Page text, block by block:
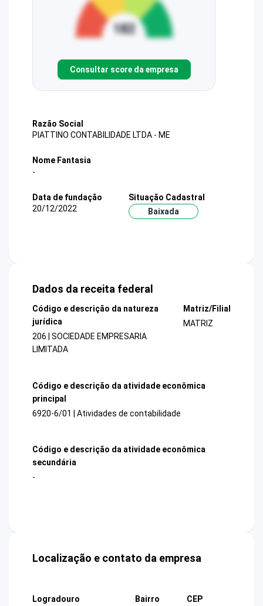
Consultar score da empresa
Razão Social
PIATTINO CONTABILIDADE LTDA - ME
Nome Fantasia
-
Data de fundação
20/12/2022
Situação Cadastral
Baixada
Dados da receita federal
Código e descrição da natureza
jurídica
206 | SOCIEDADE EMPRESARIA
LIMITADA
Matriz/Filial
MATRIZ
Código e descrição da atividade econômica
principal
6920-6/01 | Atividades de contabilidade
Código e descrição da atividade econômica
secundária
-
Localização e contato da empresa
Logradouro
Bairro
CEP